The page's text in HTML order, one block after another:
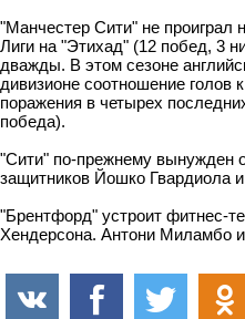
"Манчестер Сити" не проиграл
Лиги на "Этихад" (12 побед, 3
дважды. В этом сезоне
дивизионе соотношение
поражения в четырех
победа).
"Сити" по-прежнему вынужден
защитников Йошко Гвардиола
"Брентфорд" устроит фитнес-
Хендерсона. Антони Миламбо